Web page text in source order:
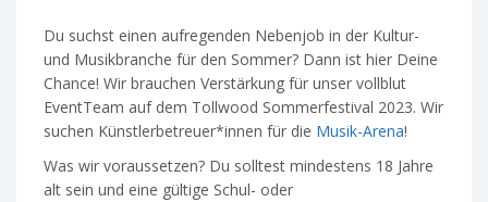
Du suchst einen aufregenden Nebenjob in der Kultur-
und Musikbranche für den Sommer? Dann ist hier Deine
Chance! Wir brauchen Verstärkung für unser vollblut
EventTeam auf dem Tollwood Sommerfestival 2023. Wir
suchen Künstlerbetreuer*innen für die Musik-Arena!
Was wir voraussetzen? Du solltest mindestens 18 Jahre
alt sein und eine gültige Schul- oder